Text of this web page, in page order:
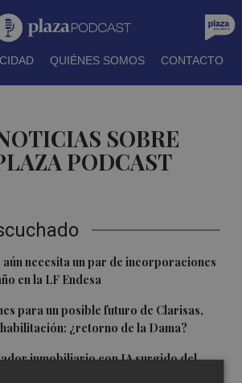
QUIÉNES SOMOS CONTACTO
SOBRE
PODCAST
aún necesita un par de incorporaciones
en la LF Endesa
para un posible futuro de Clarisas,
¿retorno de la Dama?
inmobiliario con IA surgido del